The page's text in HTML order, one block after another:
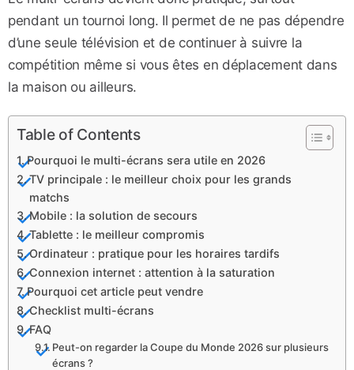
pendant un tournoi long. Il permet de ne pas dépendre
d’une seule télévision et de continuer à suivre la
compétition même si vous êtes en déplacement dans
la maison ou ailleurs.
Table of Contents
Pourquoi le multi-écrans sera utile en 2026
TV principale : le meilleur choix pour les grands
matchs
Mobile : la solution de secours
Tablette : le meilleur compromis
Ordinateur : pratique pour les horaires tardifs
Connexion internet : attention à la saturation
Pourquoi cet article peut vendre
Checklist multi-écrans
FAQ
Peut-on regarder la Coupe du Monde 2026 sur plusieurs
écrans ?